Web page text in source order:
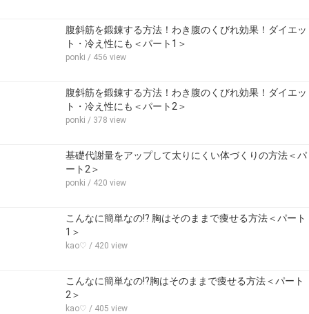
腹斜筋を鍛錬する方法！わき腹のくびれ効果！ダイエッ
ト・冷え性にも＜パート1＞
ponki / 456 view
腹斜筋を鍛錬する方法！わき腹のくびれ効果！ダイエッ
ト・冷え性にも＜パート2＞
ponki / 378 view
基礎代謝量をアップして太りにくい体づくりの方法＜パ
ート2＞
ponki / 420 view
こんなに簡単なの!? 胸はそのままで痩せる方法＜パート
1＞
kao♡ / 420 view
こんなに簡単なの!?胸はそのままで痩せる方法＜パート
2＞
kao♡ / 405 view